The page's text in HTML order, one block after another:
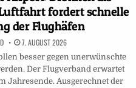
fordert schnelle
der Flughäfen
7. AUGUST 2026
besser gegen unerwünschte
Der Flugverband erwartet
Jahresende. Ausgerechnet der